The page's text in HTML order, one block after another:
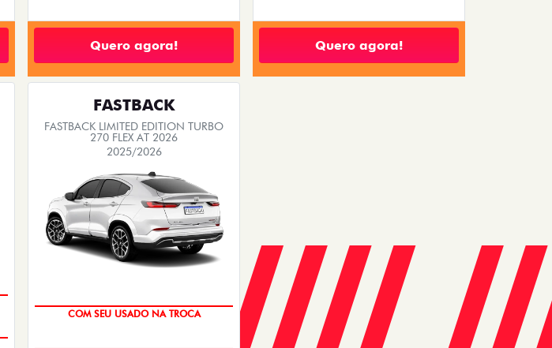
Quero agora! Quero agora!
FASTBACK
FASTBACK LIMITED EDITION TURBO
270 FLEX AT 2026
2025/2026
COM SEU USADO NA TROCA